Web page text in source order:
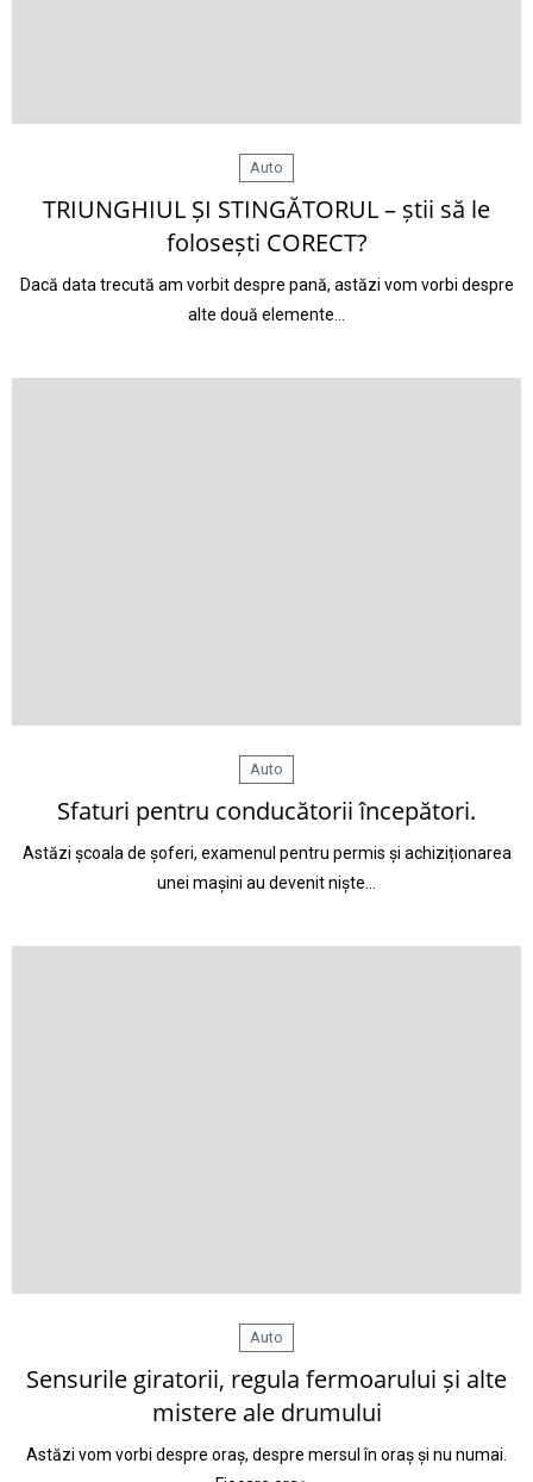
Auto
TRIUNGHIUL ȘI STINGĂTORUL – știi să le
folosești CORECT?
Dacă data trecută am vorbit despre pană, astăzi vom vorbi despre
alte două elemente…
Auto
Sfaturi pentru conducătorii începători.
Astăzi școala de șoferi, examenul pentru permis și achiziționarea
unei mașini au devenit niște…
Auto
Sensurile giratorii, regula fermoarului și alte
mistere ale drumului
Astăzi vom vorbi despre oraș, despre mersul în oraș și nu numai.